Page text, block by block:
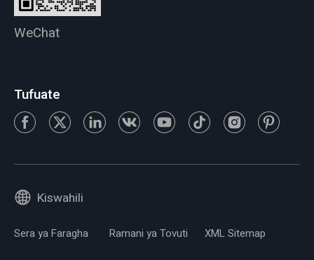
WeChat
Tufuate
Kiswahili
Sera ya Faragha Ramani ya Tovuti XML Sitemap